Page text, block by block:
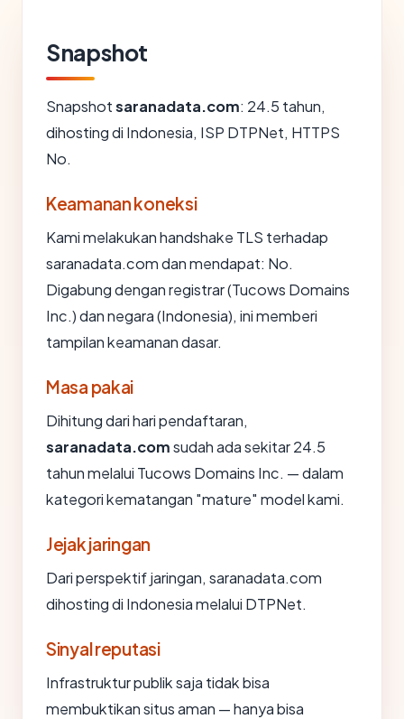
Snapshot
Snapshotsaranadata.com: 24.5 tahun,
dihosting di Indonesia, ISP DTPNet, HTTPS
No.
Keamanan koneksi
Kami melakukan handshake TLS terhadap
saranadata.com dan mendapat: No.
Digabung dengan registrar (Tucows Domains
Inc.) dan negara (Indonesia), ini memberi
tampilan keamanan dasar.
Masa pakai
Dihitung dari hari pendaftaran,
saranadata.comsudah ada sekitar 24.5
tahun melalui Tucows Domains Inc. — dalam
kategori kematangan "mature" model kami.
Jejak jaringan
Dari perspektif jaringan, saranadata.com
dihosting di Indonesia melalui DTPNet.
Sinyal reputasi
Infrastruktur publik saja tidak bisa
membuktikan situs aman — hanya bisa